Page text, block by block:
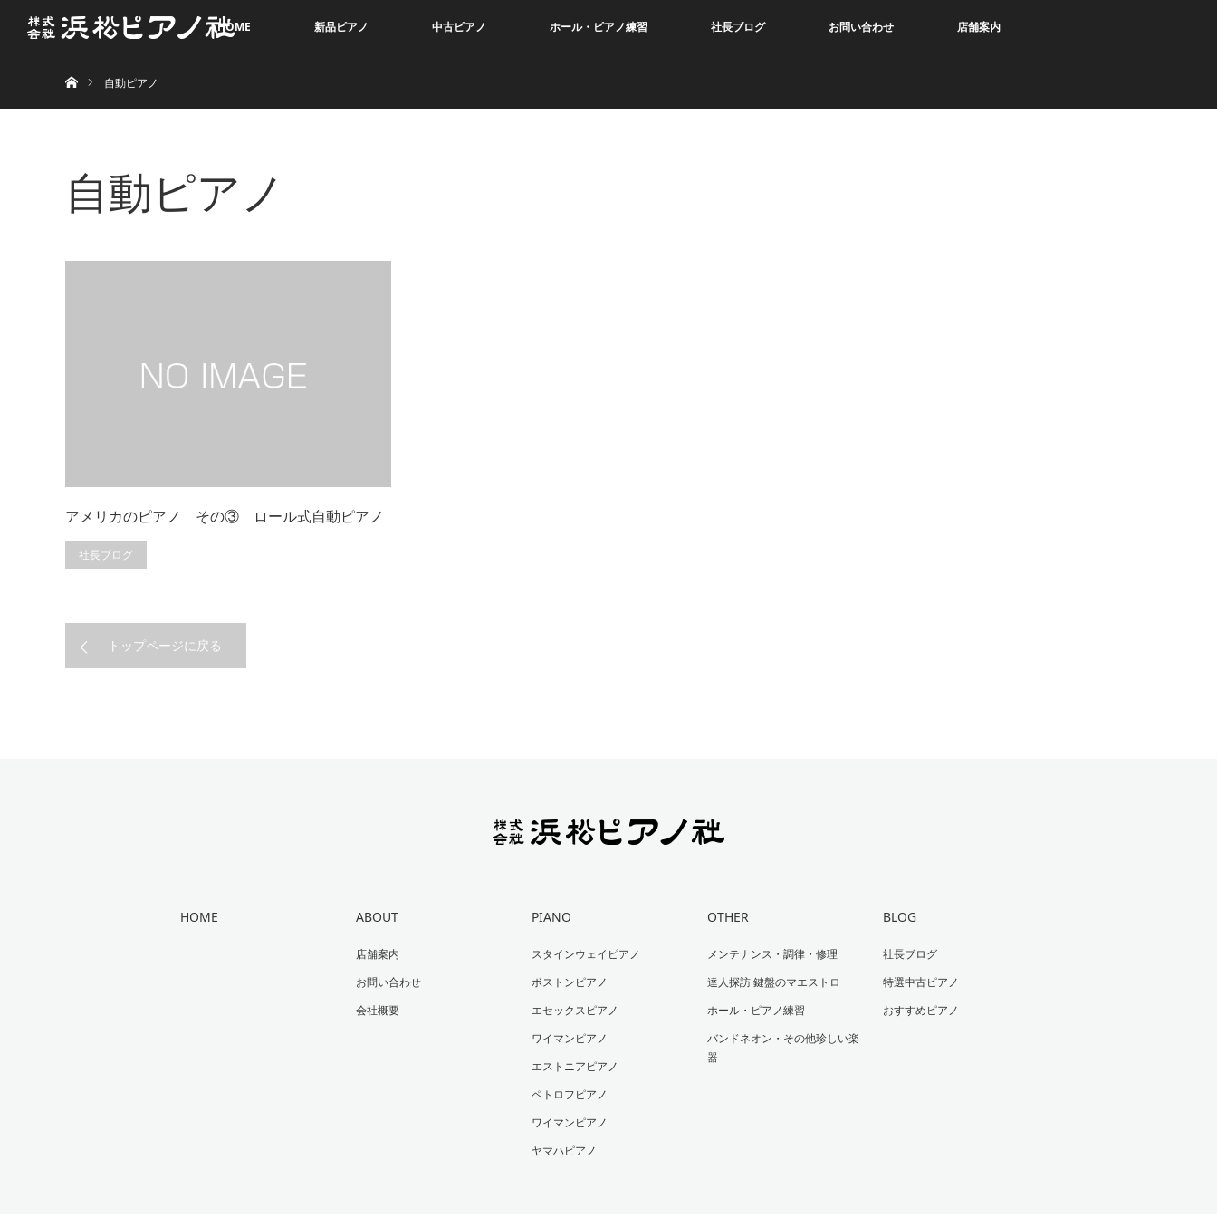
HOME 新品ピアノ 中古ピアノ ホール・ピアノ練習 社長ブログ お問い合わせ 店舗案内
自動ピアノ
自動ピアノ
アメリカのピアノ その③ ロール式自動ピアノ
社長ブログ
トップページに戻る
HOME ABOUT
店舗案内
お問い合わせ
会社概要
PIANO
スタインウェイピアノ
ボストンピアノ
エセックスピアノ
ワイマンピアノ
エストニアピアノ
ペトロフピアノ
ワイマンピアノ
ヤマハピアノ
OTHER
メンテナンス・調律・修理
達人探訪 鍵盤のマエストロ
ホール・ピアノ練習
バンドネオン・その他珍しい楽
器
BLOG
社長ブログ
特選中古ピアノ
おすすめピアノ